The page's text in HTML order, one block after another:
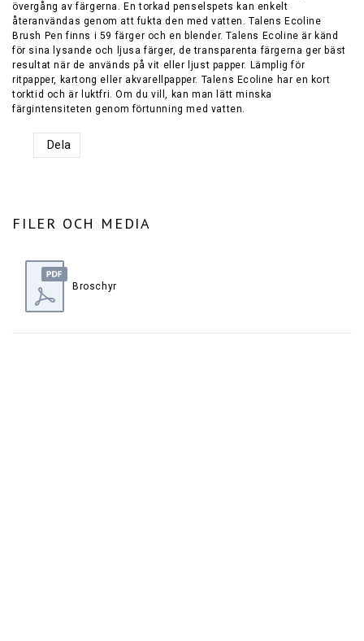
övergång av färgerna. En torkad penselspets kan enkelt
återanvändas genom att fukta den med vatten. Talens Ecoline
Brush Pen finns i 59 färger och en blender. Talens Ecoline är känd
för sina lysande och ljusa färger, de transparenta färgerna ger bäst
resultat när de används på vit eller ljust papper. Lämplig för
ritpapper, kartong eller akvarellpapper. Talens Ecoline har en kort
torktid och är luktfri. Om du vill, kan man lätt minska
färgintensiteten genom förtunning med vatten.
Dela
FILER OCH MEDIA
Broschyr